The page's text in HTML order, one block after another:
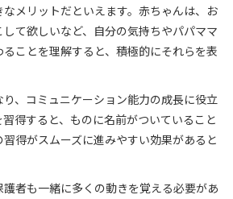
メリットだといえます。赤ちゃんは、お
て欲しいなど、自分の気持ちやパパママ
ことを理解すると、積極的にそれらを表
、コミュニケーション能力の成長に役立
得すると、ものに名前がついていること
得がスムーズに進みやすい効果があると
者も一緒に多くの動きを覚える必要があ